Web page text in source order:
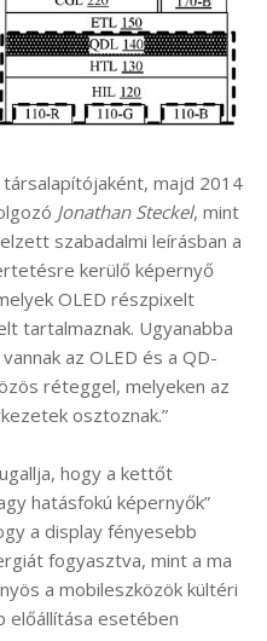
társalapítójaként, majd 2014
Jonathan Steckel, mint
szabadalmi leírásban a
kerülő képernyő
OLED részpixelt
tartalmaznak. Ugyanabba
az OLED és a QD-
réteggel, melyeken az
osztoznak.”
hogy a kettőt
hatásfokú képernyők”
a display fényesebb
fogyasztva, mint a ma
a mobileszközök kültéri
előállítása esetében